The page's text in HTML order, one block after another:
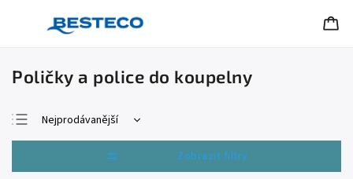
Poličky a police do koupelny
Nejprodávanější
Nejlevnější
Nejdražší